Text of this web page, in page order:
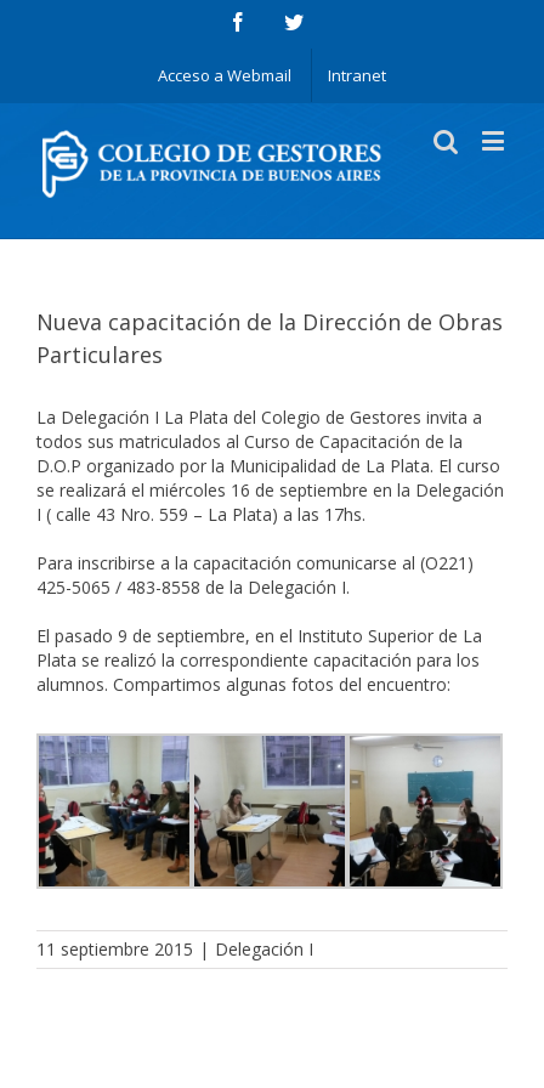
Acceso a Webmail Intranet
Nueva capacitación de la Dirección de Obras
Particulares
La Delegación I La Plata del Colegio de Gestores invita a
todos sus matriculados al Curso de Capacitación de la
D.O.P organizado por la Municipalidad de La Plata. El curso
se realizará el miércoles 16 de septiembre en la Delegación
I ( calle 43 Nro. 559 – La Plata) a las 17hs.
Para inscribirse a la capacitación comunicarse al (O221)
425-5065 / 483-8558 de la Delegación I.
El pasado 9 de septiembre, en el Instituto Superior de La
Plata se realizó la correspondiente capacitación para los
alumnos. Compartimos algunas fotos del encuentro:
11 septiembre 2015 | Delegación I